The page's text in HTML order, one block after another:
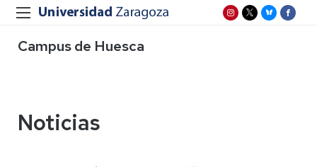
Campus de Huesca
Noticias